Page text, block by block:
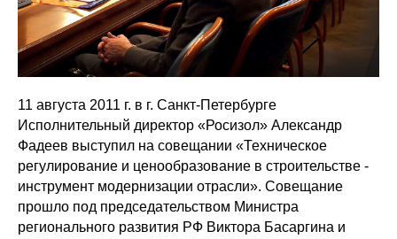
11 августа 2011 г. в г. Санкт-Петербурге
Исполнительный директор «Росизол» Александр
Фадеев выступил на совещании «Техническое
регулирование и ценообразование в строительстве -
инструмент модернизации отрасли». Совещание
прошло под председательством Министра
регионального развития РФ Виктора Басаргина и